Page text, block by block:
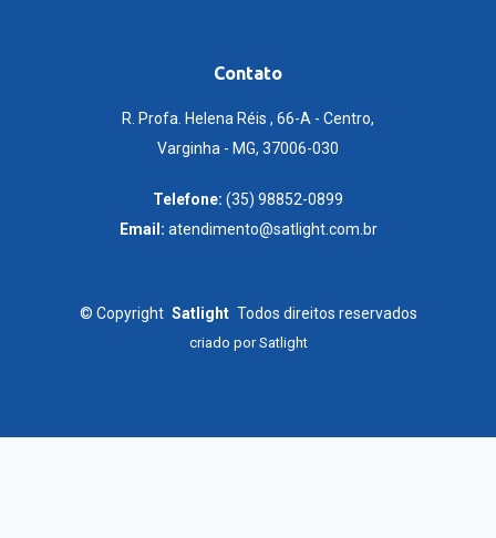
Contato
R. Profa. Helena Réis , 66-A - Centro,
Varginha - MG, 37006-030
Telefone: (35) 98852-0899
Email: atendimento@satlight.com.br
© Copyright Satlight Todos direitos reservados
criado porSatlight